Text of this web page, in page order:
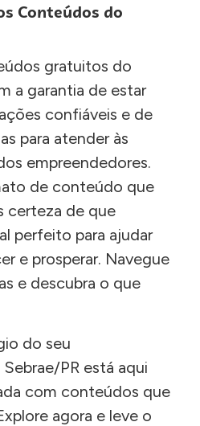
Conteúdos do
gratuitos do
a garantia de estar
confiáveis e de
para atender às
empreendedores.
de conteúdo que
certeza de que
perfeito para ajudar
e prosperar. Navegue
e descubra o que
do seu
PR está aqui
com conteúdos que
agora e leve o